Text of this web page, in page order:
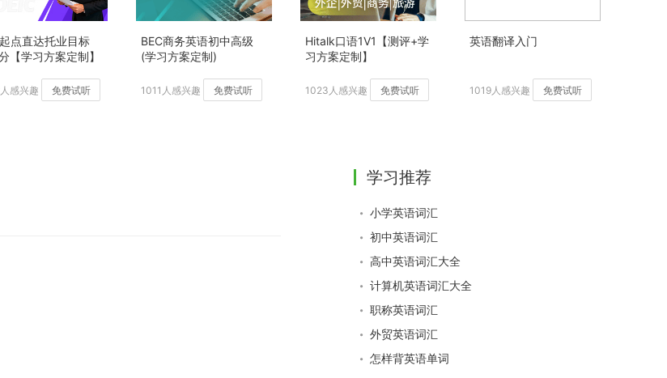
点直达托业目标
【学习方案定制】
感兴趣 免费试听
BEC商务英语初中高级
(学习方案定制)
1011人感兴趣 免费试听
Hitalk口语1V1【测评+学
习方案定制】
1023人感兴趣 免费试听
英语翻译入门
1019人感兴趣 免费试听
学习推荐
小学英语词汇
初中英语词汇
高中英语词汇大全
计算机英语词汇大全
职称英语词汇
外贸英语词汇
怎样背英语单词